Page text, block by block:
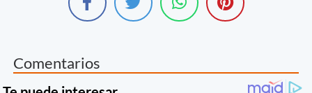
Comentarios